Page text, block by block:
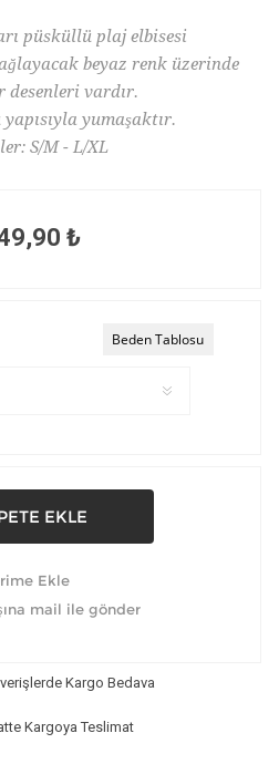
püsküllü plaj elbisesi
beyaz renk üzerinde
desenleri vardır.
yumaşaktır.
S/M - L/XL
₺
Beden Tablosu
Kargo Bedava
Kargoya Teslimat